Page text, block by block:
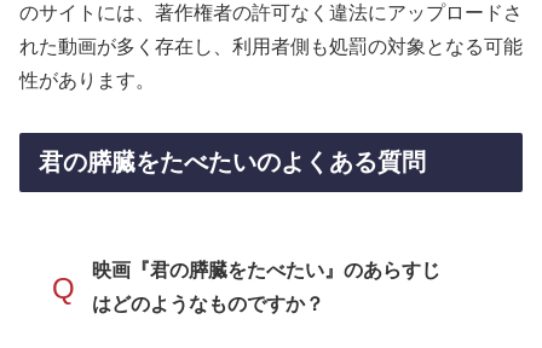
のサイトには、著作権者の許可なく違法にアップロードさ
れた動画が多く存在し、利用者側も処罰の対象となる可能
性があります。
君の膵臓をたべたいのよくある質問
Q
映画『君の膵臓をたべたい』のあらすじ
はどのようなものですか？